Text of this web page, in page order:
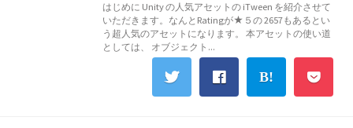
リ
ー
はじめに Unity の人気アセットの iTween を紹介させて
いただきます。なんとRatingが★５の 2657もあるとい
う超人気のアセットになります。 本アセットの使い道
としては、 オブジェクト...